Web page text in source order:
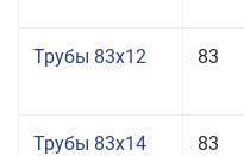
Трубы 83x12 83
Трубы 83x14 83